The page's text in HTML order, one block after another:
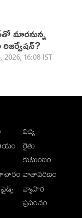
మారనున్న
రిజర్వేషన్?
2026, 16:08 IST
విద్య
రైతు
కుటుంబం
వాతావరణం
వ్యాపార
ప్రపంచం